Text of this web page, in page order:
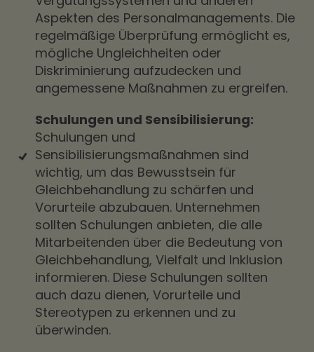
Aspekten des Personalmanagements. Die
regelmäßige Überprüfung ermöglicht es,
mögliche Ungleichheiten oder
Diskriminierung aufzudecken und
angemessene Maßnahmen zu ergreifen.
Schulungen und Sensibilisierung:
Schulungen und
Sensibilisierungsmaßnahmen sind
wichtig, um das Bewusstsein für
Gleichbehandlung zu schärfen und
Vorurteile abzubauen. Unternehmen
sollten Schulungen anbieten, die alle
Mitarbeitenden über die Bedeutung von
Gleichbehandlung, Vielfalt und Inklusion
informieren. Diese Schulungen sollten
auch dazu dienen, Vorurteile und
Stereotypen zu erkennen und zu
überwinden.